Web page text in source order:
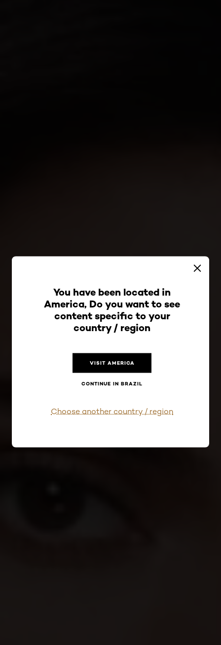
You have been located in
America, Do you want to see
content specific to your
country / region
VISIT AMERICA
CONTINUE IN BRAZIL
Choose another country / region